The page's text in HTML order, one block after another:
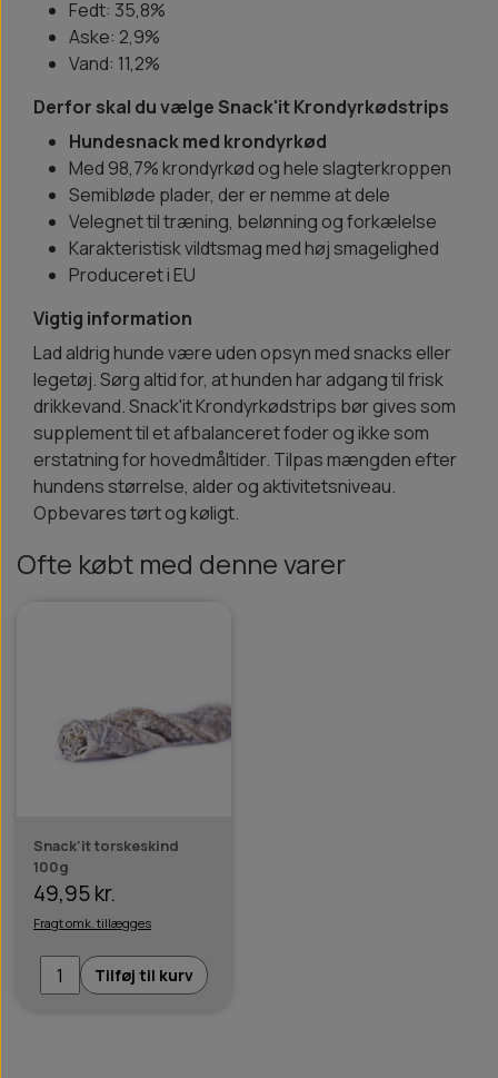
Fedt: 35,8%
Aske: 2,9%
Vand: 11,2%
Derfor skal du vælge Snack'it Krondyrkødstrips
Hundesnack med krondyrkød
Med 98,7% krondyrkød og hele slagterkroppen
Semibløde plader, der er nemme at dele
Velegnet til træning, belønning og forkælelse
Karakteristisk vildtsmag med høj smagelighed
Produceret i EU
Vigtig information
Lad aldrig hunde være uden opsyn med snacks eller
legetøj. Sørg altid for, at hunden har adgang til frisk
drikkevand. Snack'it Krondyrkødstrips bør gives som
supplement til et afbalanceret foder og ikke som
erstatning for hovedmåltider. Tilpas mængden efter
hundens størrelse, alder og aktivitetsniveau.
Opbevares tørt og køligt.
Ofte købt med denne varer
Snack'it torskeskind
100g
49,95 kr.
Fragt omk. tillægges
Tilføj til kurv